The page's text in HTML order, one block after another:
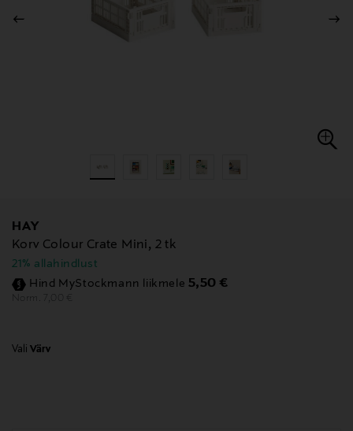
HAY
Korv Colour Crate Mini, 2 tk
21% allahindlust
Hind MyStockmann liikmele Discounted Price
5,50 €
Norm. Original Price
7,00 €
Vali Värv